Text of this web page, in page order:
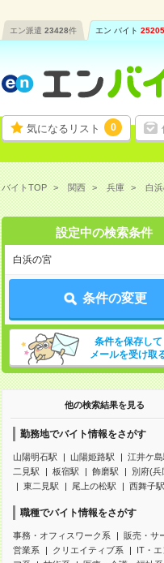
エン派遣 23428件 エン バイト 25205
気になるリスト 0
バイトTOP 関西 兵庫 白
設定中の検索条件
白浜の宮
条件の変更
条件を保存して
メールを受け取
他の検索結果を見る
勤務地でバイト情報をさがす
山陽明石駅 山陽姫路駅 江井ケ島
二見駅
板宿駅 飾磨駅
別府(兵
東二見駅
尾上の松駅 西舞子駅
職種でバイト情報をさがす
事務・オフィスワーク系
販売・サ
営業系
クリエイティブ系
IT・エ